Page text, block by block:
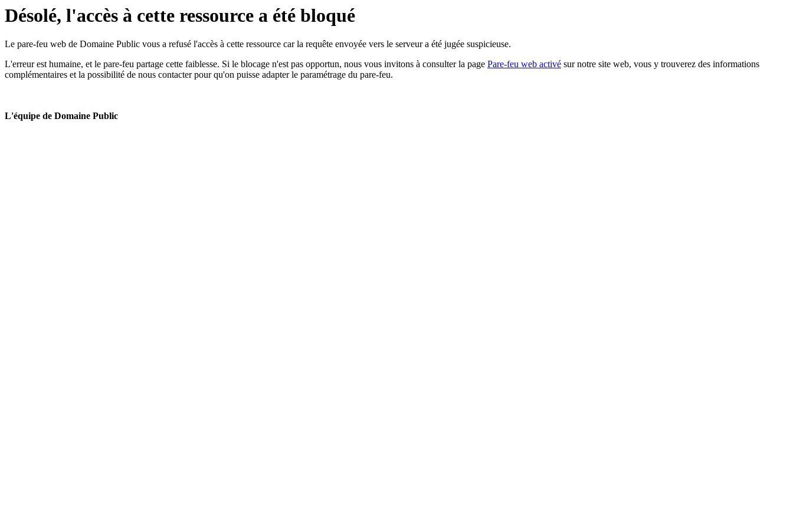
Désolé, l'accès à cette ressource a été bloqué
Le pare-feu web de Domaine Public vous a refusé l'accès à cette ressource car la requête envoyée vers le serveur a été jugée suspicieuse.
L'erreur est humaine, et le pare-feu partage cette faiblesse. Si le blocage n'est pas opportun, nous vous invitons à consulter la page Pare-feu web activé sur notre site web, vous y trouverez des informations
complémentaires et la possibilité de nous contacter pour qu'on puisse adapter le paramétrage du pare-feu.
L'équipe de Domaine Public